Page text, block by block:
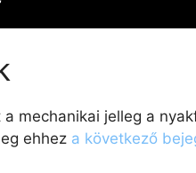
mechanikai jelleg a
ehhez a következő